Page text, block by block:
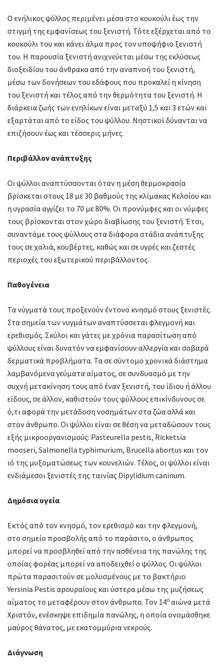
Ο ενήλικος ψύλλος περιμένει μέσα στο κουκούλι έως την
στιγμή της εμφανίσεως του ξενιστή. Τότε εξέρχεται από το
κουκούλι του και κάνει άλμα προς τον υποψήφιο ξενιστή
του. Η παρουσία ξενιστή ανιχνεύεται μέσω της εκλύσεως
διοξειδίου του άνθρακα από την αναπνοή του ξενιστή,
μέσω των δονήσεων του εδάφους που προκαλεί η κίνηση
του ξενιστή και τέλος από την θερμότητα του ξενιστή. Η
διάρκεια ζωής των ενηλίκων είναι μεταξύ 1,5 και 3 ετών και
εξαρτάται από το είδος του ψύλλου. Νηστικοί δύνανται να
επιζήσουν έως και τέσσερις μήνες.
Περιβάλλον ανάπτυξης
Οι ψύλλοι αναπτύσσονται όταν η μέση θερμοκρασία
βρίσκεται στους 18 με 30 βαθμούς της κλίμακας Κελσίου και
η υγρασία αγγίζει το 70 με 80%. Οι προνύμφες και οι νύμφες
τους βρίσκονται στον χώρο διαβίωσης του ξενιστή. Έτσι,
συναντάμε τους ψύλλους στα διάφορα στάδια ανάπτυξης
τους σε χαλιά, κουβέρτες, καθώς και σε υγρές και ζεστές
περιοχές του εξωτερικού περιβάλλοντος.
Παθογένεια
Τα νύγματά τους προξενούν έντονο κνησμό στους ξενιστές.
Στα σημεία των νυγμάτων αναπτύσσεται φλεγμονή και
ερεθισμός. Σκύλοι και γάτες με χρόνια παρασίτωση από
ψύλλους είναι δυνατόν να εμφανίσουν αλλεργία και σοβαρά
δερματικά προβλήματα. Τα σε σύντομο χρονικά διάστημα
λαμβανόμενα γεύματα αίματος, σε συνδυασμό με την
συχνή μετακίνηση τους από έναν ξενιστή, του ίδιου ή άλλου
είδους, σε άλλον, καθιστούν τους ψύλλους επικίνδυνους σε
ό,τι αφορά την μετάδοση νοσημάτων στα ζώα αλλά και
στον άνθρωπο. Οι ψύλλοι είναι σε θέση να μεταδώσουν τους
εξής μικροοργανισμούς: Pasteurella pestis, Ricketsia
mooseri, Salmonella typhimurium, Brucella abortus και τον
ιό της μυξοματώσεως των κουνελιών. Τέλος, οι ψύλλοι είναι
ενδιάμεσοι ξενιστές της ταινίας Dipylidium caninum.
Δημόσια υγεία
Εκτός από τον κνησμό, τον ερεθισμό και την φλεγμονή,
στο σημείο προσβολής από το παράσιτο, ο άνθρωπος
μπορεί να προσβληθεί από την ασθένεια της πανώλης της
οποίας φορέας μπορεί να αποδειχθεί ο ψύλλος. Οι ψύλλοι
πρώτα παρασιτούν σε μολυσμένους με το βακτήριο
Yersinia Pestis αρουραίους και ύστερα μέσω της μυζήσεως
αίματος το μεταφέρουν στον άνθρωπο. Τον 14ο αιώνα μετά
Χριστόν, ενέσκηψε επιδημία πανώλης, η οποία ονομάσθηκε
μαύρος θάνατος, με εκατομμύρια νεκρούς.
Διάγνωση